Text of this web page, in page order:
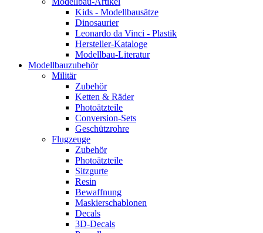
Kids - Modellbausätze
Dinosaurier
Leonardo da Vinci - Plastik
Hersteller-Kataloge
Modellbau-Literatur
Modellbauzubehör
Militär
Zubehör
Ketten & Räder
Photoätzteile
Conversion-Sets
Geschützrohre
Flugzeuge
Zubehör
Photoätzteile
Sitzgurte
Resin
Bewaffnung
Maskierschablonen
Decals
3D-Decals